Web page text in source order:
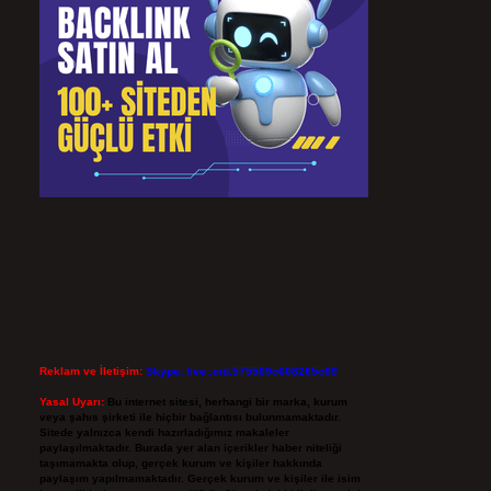
Reklam ve İletişim: Skype: live:.cid.575569c608265c69
Yasal Uyarı: Bu internet sitesi, herhangi bir marka, kurum
veya şahıs şirketi ile hiçbir bağlantısı bulunmamaktadır.
Sitede yalnızca kendi hazırladığımız makaleler
paylaşılmaktadır. Burada yer alan içerikler haber niteliği
taşımamakta olup, gerçek kurum ve kişiler hakkında
paylaşım yapılmamaktadır. Gerçek kurum ve kişiler ile isim